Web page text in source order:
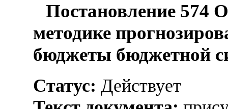
Постановление 574
методике
бюджеты бюджетной
Статус: Действует